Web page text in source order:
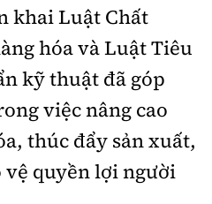
khai Luật Chất
hóa và Luật Tiêu
kỹ thuật đã góp
việc nâng cao
thúc đẩy sản xuất,
quyền lợi người